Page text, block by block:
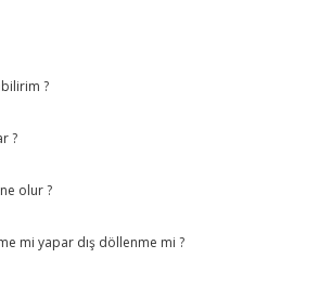
?
?
olur ?
mi yapar dış döllenme mi ?